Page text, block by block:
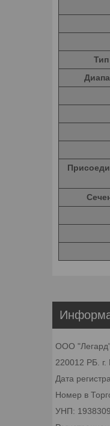
ООО
220012 РБ.
Дата
Номер в
УНП: